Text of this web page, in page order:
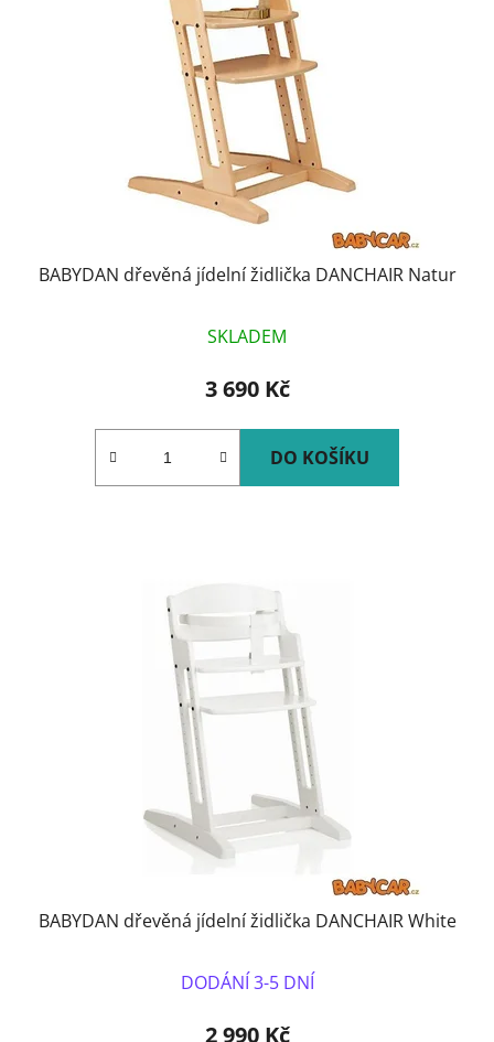
BABYDAN dřevěná jídelní židlička DANCHAIR Natur
SKLADEM
3 690 Kč
DO KOŠÍKU
BABYDAN dřevěná jídelní židlička DANCHAIR White
DODÁNÍ 3-5 DNÍ
2 990 Kč